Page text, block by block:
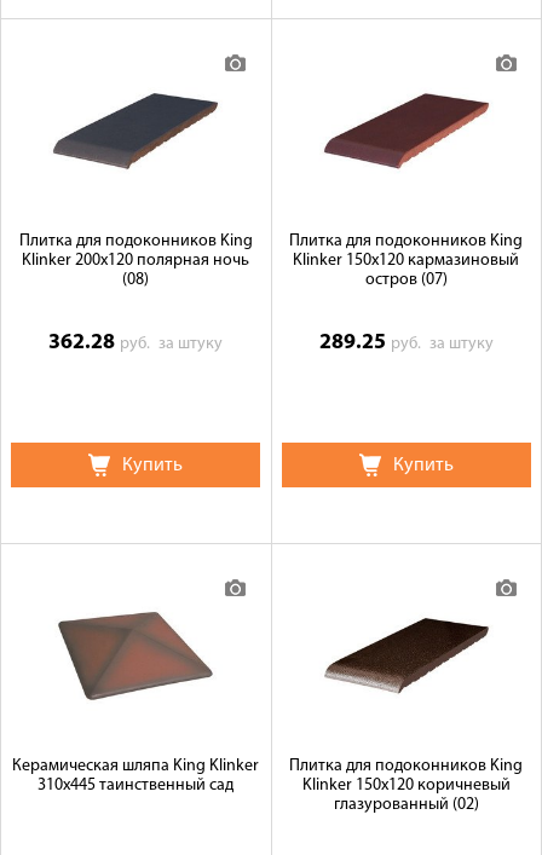
Плитка для подоконников King
Klinker 200х120 полярная ночь
(08)
362.28 руб.за штуку
Купить
Плитка для подоконников King
Klinker 150х120 кармазиновый
остров (07)
289.25 руб. за штуку
Купить
Керамическая шляпа King Klinker
310х445 таинственный сад
Плитка для подоконников King
Klinker 150х120 коричневый
глазурованный (02)